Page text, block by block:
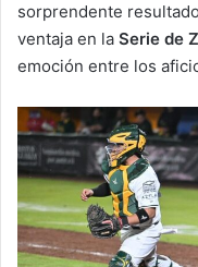
sorprendente
ventaja en la Serie de
emoción entre los